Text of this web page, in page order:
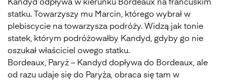
Kandyd odpływa w kierunku Bordeaux na francuskim
statku. Towarzyszy mu Marcin, którego wybrał w
plebiscycie na towarzysza podróży. Widzą jak tonie
statek, którym podróżowałby Kandyd, gdyby go nie
oszukał właściciel owego statku.
Bordeaux, Paryż – Kandyd dopływa do Bordeaux, ale
od razu udaje się do Paryża, obraca się tam w